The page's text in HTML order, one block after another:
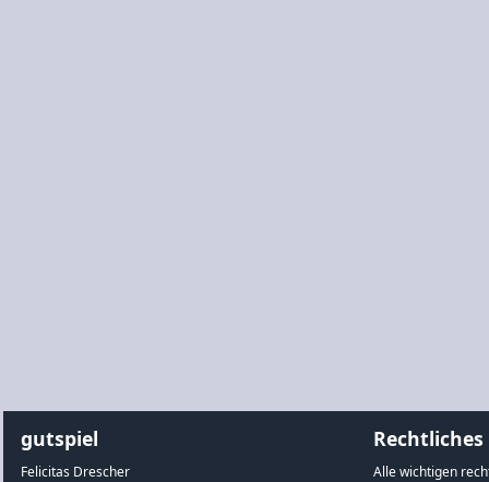
gutspiel
Felicitas Drescher
Rechtliches
Alle wichtigen